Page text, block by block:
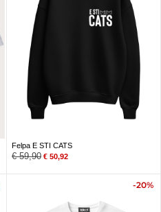
Felpa E STI CATS
€59,90 € 50,92
-20%